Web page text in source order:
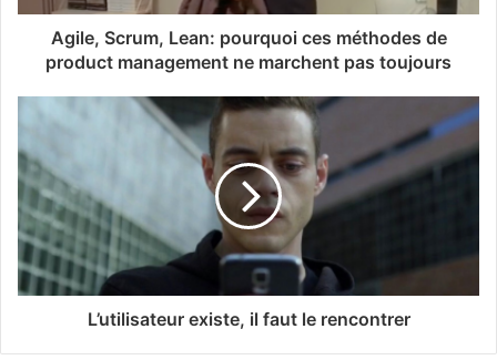
Agile, Scrum, Lean: pourquoi ces méthodes de
product management ne marchent pas toujours
L’utilisateur existe, il faut le rencontrer